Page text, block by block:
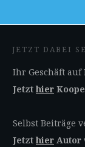
JETZT DABEI
Ihr Geschäft auf
Jetzthier
Selbst Beiträge
Jetzthier Autor